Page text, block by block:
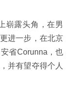
露头角，在男
进一步，在北京
省Corunna，也
并有望夺得个人